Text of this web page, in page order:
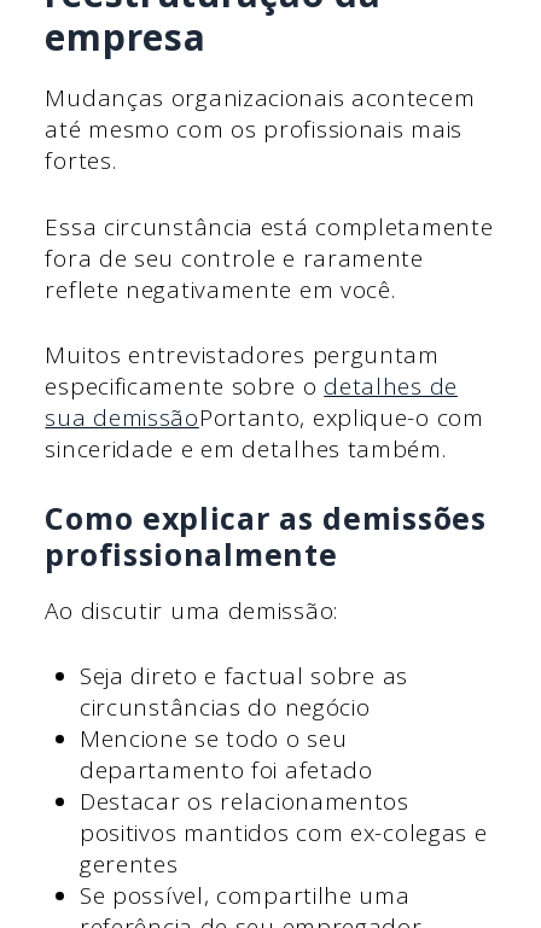
empresa
Mudanças organizacionais acontecem
até mesmo com os profissionais mais
fortes.
Essa circunstância está completamente
fora de seu controle e raramente
reflete negativamente em você.
Muitos entrevistadores perguntam
especificamente sobre o detalhes de
sua demissãoPortanto, explique-o com
sinceridade e em detalhes também.
Como explicar as demissões
profissionalmente
Ao discutir uma demissão:
Seja direto e factual sobre as
circunstâncias do negócio
Mencione se todo o seu
departamento foi afetado
Destacar os relacionamentos
positivos mantidos com ex-colegas e
gerentes
Se possível, compartilhe uma